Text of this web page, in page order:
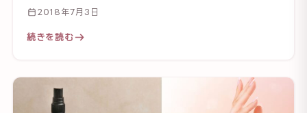
2018年7月3日
続きを読む